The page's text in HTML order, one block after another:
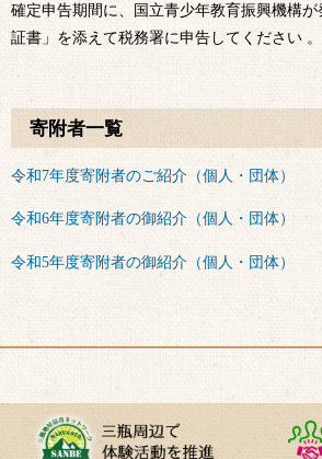
確定申告期間に、国立青少年教育振興機構
証書」を添えて税務署に申告してください 。
寄附者一覧
令和7年度寄附者のご紹介（個人・団体）
令和6年度寄附者の御紹介（個人・団体）
令和5年度寄附者の御紹介（個人・団体）